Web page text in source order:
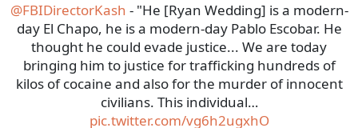
@FBIDirectorKash - "He [Ryan Wedding] is a modern-
day El Chapo, he is a modern-day Pablo Escobar. He
thought he could evade justice... We are today
bringing him to justice for trafficking hundreds of
kilos of cocaine and also for the murder of innocent
civilians. This individual…
pic.twitter.com/vg6h2ugxhO